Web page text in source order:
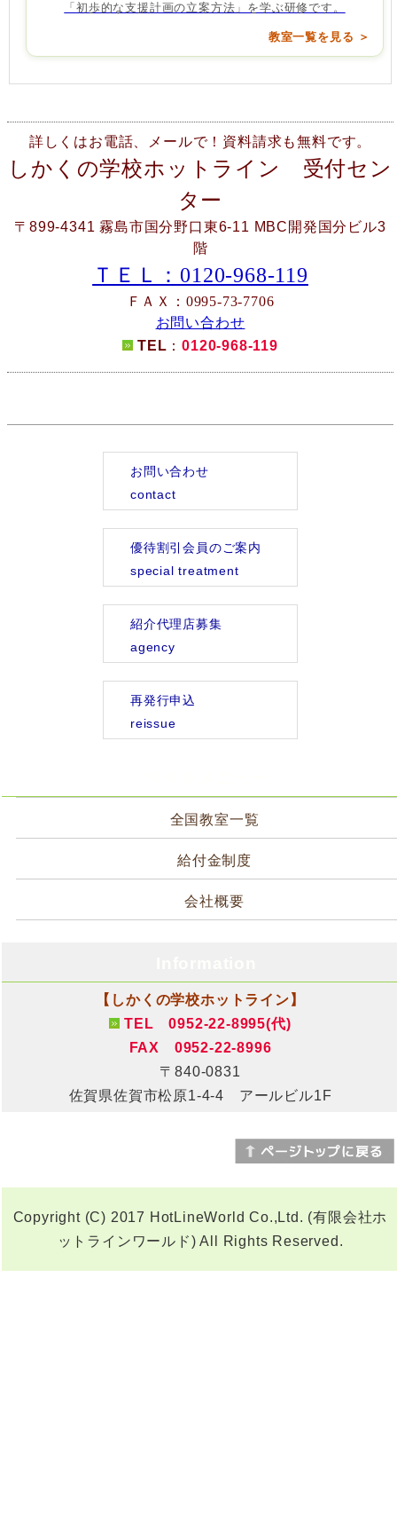
「初歩的な支援計画の立案方法」を学ぶ研修です。
教室一覧を見る ＞
詳しくはお電話、メールで！資料請求も無料です。
しかくの学校ホットライン 受付セン
ター
〒899-4341 霧島市国分野口東6-11 MBC開発国分ビル3
階
ＴＥＬ：0120-968-119
ＦＡＸ：0995-73-7706
お問い合わせ
TEL ：0120-968-119
お問い合わせ
contact
優待割引会員のご案内
special treatment
紹介代理店募集
agency
再発行申込
reissue
全国教室一覧
給付金制度
会社概要
【しかくの学校ホットライン】
TEL 0952-22-8995(代)
FAX 0952-22-8996
〒840-0831
佐賀県佐賀市松原1-4-4 アールビル1F
Copyright (C) 2017 HotLineWorld Co.,Ltd. (有限会社ホ
ットラインワールド) All Rights Reserved.